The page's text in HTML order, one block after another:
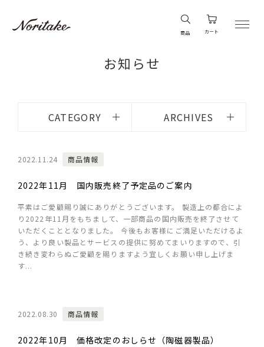
商品 カート
お知らせ
CATEGORY ARCHIVES
2022.11.24 商品情報
2022年11月 国内販売終了予定品のご案内
平素はご愛顧賜り誠にありがとうございます。 製造上の都合によ
り2022年11月をもちまして、一部商品の国内販売を終了させて
いただくこととなりました。 今後もお客様にご満足いただけるよ
う、より良い製品とサービスの提供に努めてまいりますので、引
き続き変わらぬご愛顧を賜りますよう宜しくお願い申し上げま
す...
2022.08.30 商品情報
2022年10月 価格改定のおしらせ（陶磁器製品）